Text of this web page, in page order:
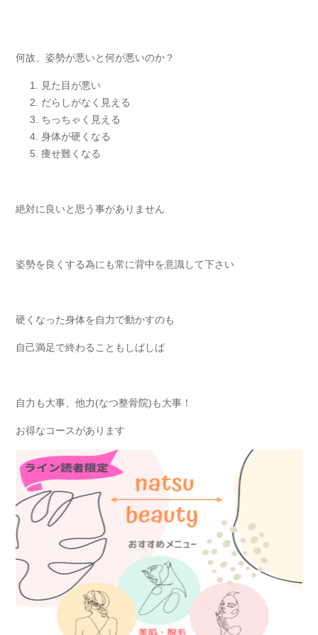
何故、姿勢が悪いと何が悪いのか？
見た目が悪い
だらしがなく見える
ちっちゃく見える
身体が硬くなる
痩せ難くなる
絶対に良いと思う事がありません
姿勢を良くする為にも常に背中を意識して下さい
硬くなった身体を自力で動かすのも
自己満足で終わることもしばしば
自力も大事、他力(なつ整骨院)も大事！
お得なコースがあります